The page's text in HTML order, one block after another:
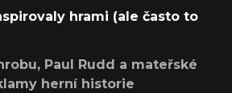
hrami (ale často to
Paul Rudd a mateřské
herní historie